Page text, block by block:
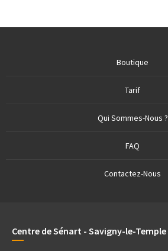
Boutique
Tarif
Qui Sommes-Nous ?
FAQ
Contactez-Nous
Centre de Sénart - Savigny-le-Temple